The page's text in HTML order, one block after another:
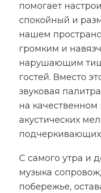
помогает
спокойный и
нашем
громким и
нарушающим
гостей. Вместо
звуковая
на
акустических
подчеркивающих
С самого утра и
музыка
побережье,